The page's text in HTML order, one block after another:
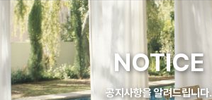
NOTICE
공지사항을 알려드립니다.